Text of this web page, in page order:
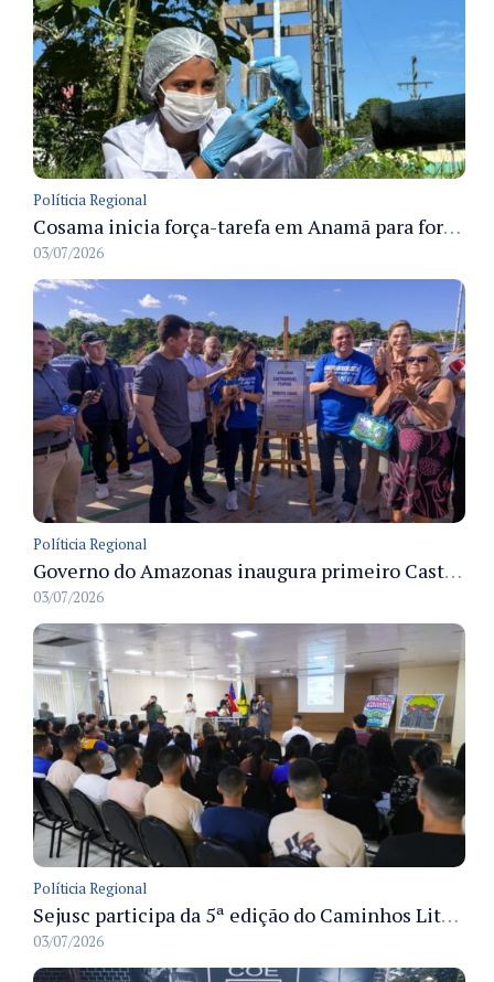
Políticia Regional
Cosama inicia força-tarefa em Anamã para fortalecer abastecimento de água e segurança hídrica da população
03/07/2026
Políticia Regional
Governo do Amazonas inaugura primeiro Castramóvel Fluvial para atendimento veterinário às comunidades ribeirinhas e castração gratuita
03/07/2026
Políticia Regional
Sejusc participa da 5ª edição do Caminhos Literários com foco na cultura hip-hop nas unidades socioeducativas
03/07/2026